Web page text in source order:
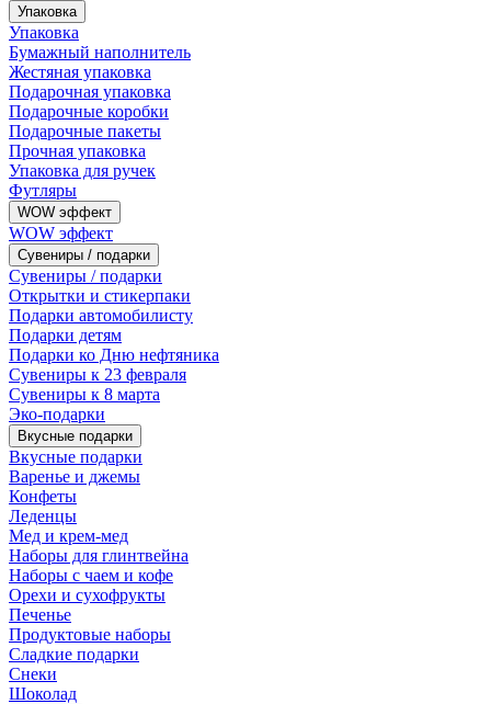
Упаковка
Упаковка
Бумажный наполнитель
Жестяная упаковка
Подарочная упаковка
Подарочные коробки
Подарочные пакеты
Прочная упаковка
Упаковка для ручек
Футляры
WOW эффект
WOW эффект
Сувениры / подарки
Сувениры / подарки
Открытки и стикерпаки
Подарки автомобилисту
Подарки детям
Подарки ко Дню нефтяника
Сувениры к 23 февраля
Сувениры к 8 марта
Эко-подарки
Вкусные подарки
Вкусные подарки
Варенье и джемы
Конфеты
Леденцы
Мед и крем-мед
Наборы для глинтвейна
Наборы с чаем и кофе
Орехи и сухофрукты
Печенье
Продуктовые наборы
Сладкие подарки
Снеки
Шоколад